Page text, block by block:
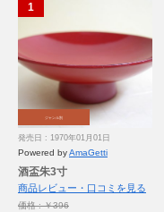
ジャンル別
発売日 : 1970年01月01日
Powered byAmaGetti
酒盃朱3寸
商品レビュー・口コミを見る
価格 : ￥396